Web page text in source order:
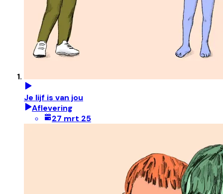
Je lijf is van jou
Aflevering
27 mrt 25